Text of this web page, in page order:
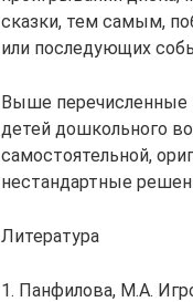
сказки, тем самым,
или последующих
Выше перечисленные
детей дошкольного
самостоятельной,
нестандартные
Литература
1. Панфилова, М.А.